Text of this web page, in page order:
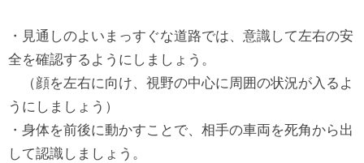
・見通しのよいまっすぐな道路では、意識して左右の安
全を確認するようにしましょう。
（顔を左右に向け、視野の中心に周囲の状況が入るよ
うにしましょう）
・身体を前後に動かすことで、相手の車両を死角から出
して認識しましょう。